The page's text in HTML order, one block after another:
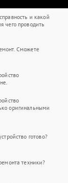
и какой
чего проводить
Сможете
оригинальными
готово?
техники?